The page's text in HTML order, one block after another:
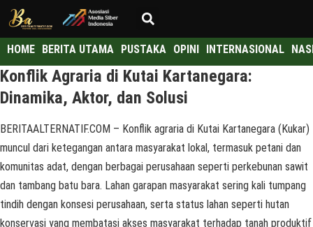
HOME BERITA UTAMA PUSTAKA OPINI INTERNASIONAL
Konflik Agraria di Kutai Kartanegara:
Dinamika, Aktor, dan Solusi
BERITAALTERNATIF.COM – Konflik agraria di Kutai Kartanegara (Kukar)
muncul dari ketegangan antara masyarakat lokal, termasuk petani dan
komunitas adat, dengan berbagai perusahaan seperti perkebunan sawit
dan tambang batu bara. Lahan garapan masyarakat sering kali tumpang
tindih dengan konsesi perusahaan, serta status lahan seperti hutan
konservasi yang membatasi akses masyarakat terhadap tanah produktif